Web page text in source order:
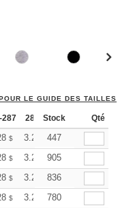
LE GUIDE DES TAILLES
287 288 + Plus
Stock Qté
$ 3.23 $447
$ 3.23 $905
$ 3.23 $836
$ 3.23
780